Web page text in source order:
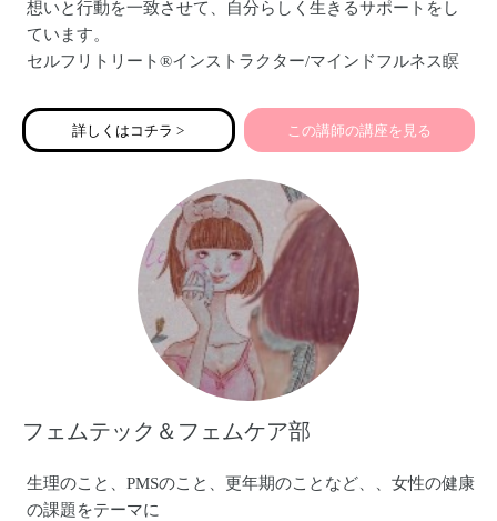
想いと行動を一致させて、自分らしく生きるサポートをし
ています。
セルフリトリート®︎インストラクター/マインドフルネス瞑
詳しくはコチラ > この講師の講座を見る
フェムテック＆フェムケア部
生理のこと、PMSのこと、更年期のことなど、、女性の健康
の課題をテーマに